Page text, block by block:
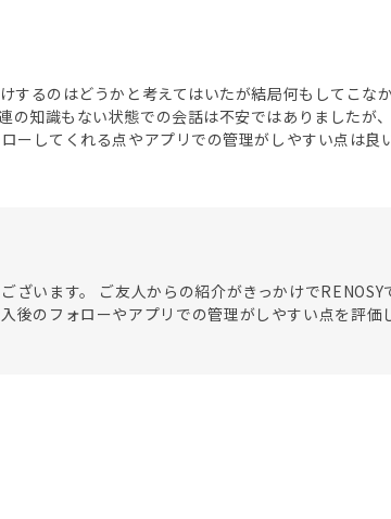
するのはどうかと考えてはいたが結局何もしてこな
の知識もない状態での会話は不安ではありましたが
ーしてくれる点やアプリでの管理がしやすい点は良
ざいます。 ご友人からの紹介がきっかけで
後のフォローやアプリでの管理がしやすい点を評価